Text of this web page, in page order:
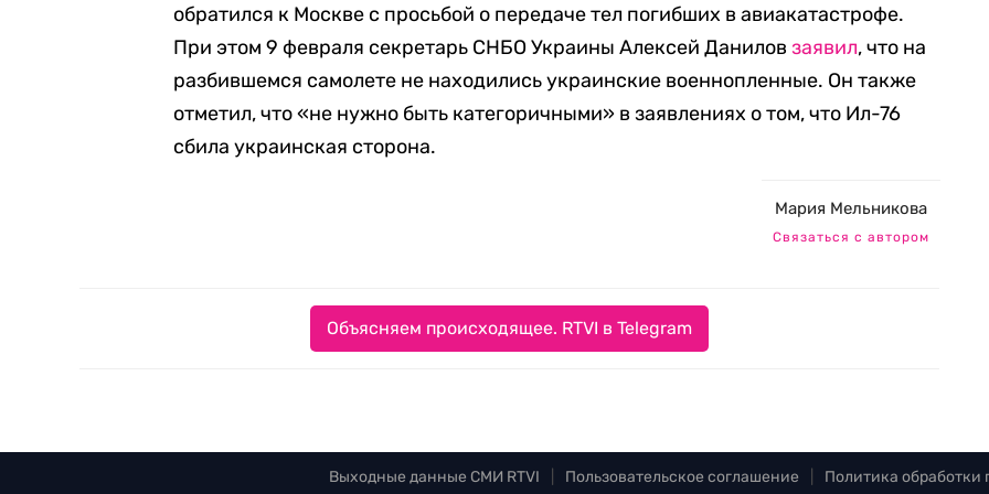
обратился к Москве с просьбой о передаче тел погибших в авиакатастрофе.
При этом 9 февраля секретарь СНБО Украины Алексей Даниловзаявил, что на
разбившемся самолете не находились украинские военнопленные. Он также
отметил, что «не нужно быть категоричными» в заявлениях о том, что Ил-76
сбила украинская сторона.
Мария Мельникова
Связаться с автором
Объясняем происходящее. RTVI в Telegram
Выходные данные СМИ RTVI Пользовательское соглашение Политика